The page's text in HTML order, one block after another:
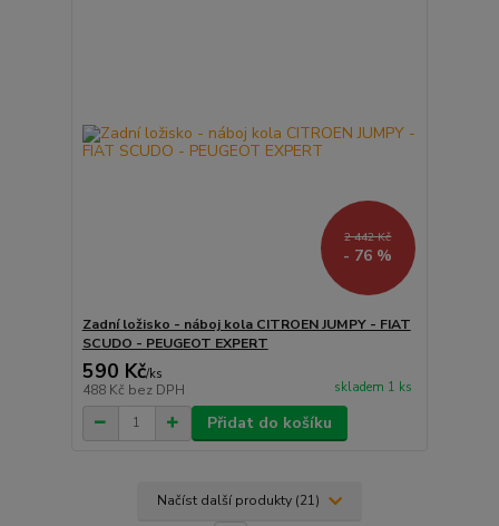
2 442 Kč
- 76 %
Zadní ložisko - náboj kola CITROEN JUMPY - FIAT
SCUDO - PEUGEOT EXPERT
590 Kč/ks
488 Kč bez DPH skladem 1 ks
Přidat do košíku
Načíst další produkty (21)